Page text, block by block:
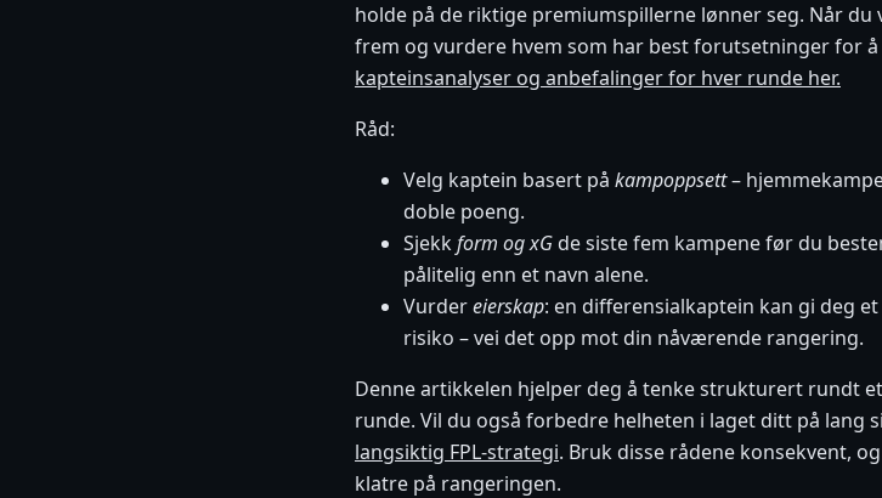
holde på de riktige premiumspillerne lønner seg. Når
frem og vurdere hvem som har best forutsetninger for å
kapteinsanalyser og anbefalinger for hver runde her.
Råd:
Velg kaptein basert på kampoppsett–
doble poeng.
Sjekkform og xG de siste fem kampene før du
pålitelig enn et navn alene.
Vurdereierskap: en differensialkaptein kan gi deg
risiko – vei det opp mot din nåværende rangering.
Denne artikkelen hjelper deg å tenke strukturert rundt
runde. Vil du også forbedre helheten i laget ditt på lang
langsiktig FPL-strategi. Bruk disse rådene konsekvent,
klatre på rangeringen.